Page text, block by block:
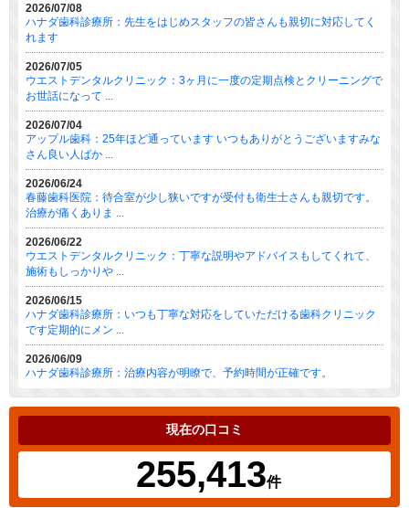
2026/07/08
ハナダ歯科診療所：先生をはじめスタッフの皆さんも親切に対応してく
れます
2026/07/05
ウエストデンタルクリニック：3ヶ月に一度の定期点検とクリーニングで
お世話になって ...
2026/07/04
アップル歯科：25年ほど通っています いつもありがとうございますみな
さん良い人ばか ...
2026/06/24
春藤歯科医院：待合室が少し狭いですが受付も衛生士さんも親切です。
治療が痛くありま ...
2026/06/22
ウエストデンタルクリニック：丁寧な説明やアドバイスもしてくれて、
施術もしっかりや ...
2026/06/15
ハナダ歯科診療所：いつも丁寧な対応をしていただける歯科クリニック
です定期的にメン ...
2026/06/09
ハナダ歯科診療所：治療内容が明瞭で、予約時間が正確です。
現在の口コミ
255,413件